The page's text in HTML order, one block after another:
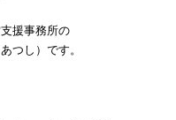
援事務所の
つし）です。